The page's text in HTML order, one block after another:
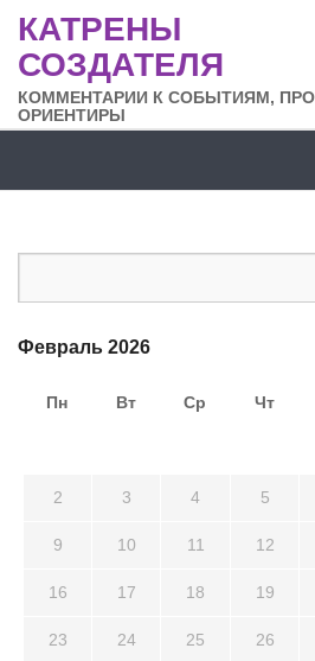
КАТРЕНЫ
СОЗДАТЕЛЯ
КОММЕНТАРИИ К СОБЫТИЯМ,
ОРИЕНТИРЫ
Февраль 2026
Пн Вт Ср Чт
2 3 4 5
9 10 11 12
16 17 18 19
23 24 25 26